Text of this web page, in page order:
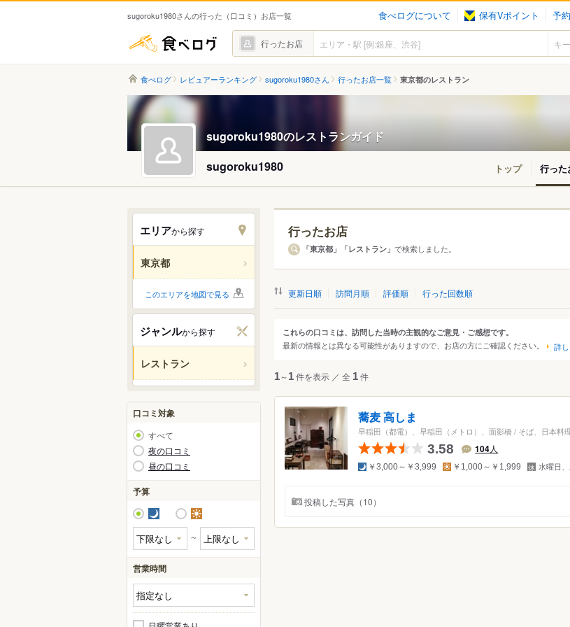
sugoroku1980さんの行った（口コミ）お店一覧 食べログについて 保有Vポイント 予
食べログ 行ったお店
食べログ レビュアーランキング sugoroku1980さん 行ったお店一覧 東京都のレストラン
sugoroku1980のレストランガイド
sugoroku1980 トップ 行った
エリアから探す
東京都
エリアから探す
銀座・新橋・有楽町
東京・日本橋
渋谷・恵比寿・代官山
池袋～高田馬場・早稲田
原宿・表参道・青山
六本木・麻布・広尾
赤坂・永田町・溜池
四ツ谷・市ヶ谷・飯田橋
秋葉原・神田・水道橋
上野・浅草・日暮里
大井・蒲田
目黒・白金・五反田
東急沿線
中野～西
このエリアを地図で見る
ジャンルから探す
レストラン
ジャンルから探す
すべて レストラン
和食
洋食・西洋料理
中華料理
アジア・エスニック
カレー
焼肉・ホルモン
口コミ対象
すべて
夜の口コミ
昼の口コミ
予算
夜 昼
～
営業時間
行ったお店
「東京都」「レストラン」で検索しました。
更新日順 訪問月順 評価順 行った回数順
これらの口コミは、訪問した当時の主観的なご意見・ご感想です。
最新の情報とは異なる可能性がありますので、お店の方にご確認ください。 詳
1～1件を表示 ／ 全 1件
蕎麦 高しま
早稲田（都電）、早稲田（メトロ）、面影橋 / そば、日本料
3.58 104人
夜 ￥3,000～￥3,999 昼 ￥1,000～￥1,999 定
日
水曜日
投稿した写真（10）